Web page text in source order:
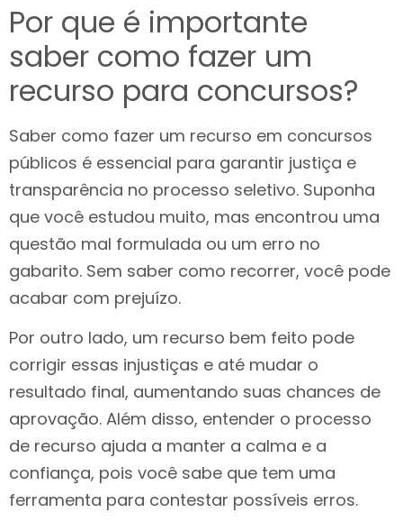
Por que é importante
saber como fazer um
recurso para concursos?
Saber como fazer um recurso em concursos
públicos é essencial para garantir justiça e
transparência no processo seletivo. Suponha
que você estudou muito, mas encontrou uma
questão mal formulada ou um erro no
gabarito. Sem saber como recorrer, você pode
acabar com prejuízo.
Por outro lado, um recurso bem feito pode
corrigir essas injustiças e até mudar o
resultado final, aumentando suas chances de
aprovação. Além disso, entender o processo
de recurso ajuda a manter a calma e a
confiança, pois você sabe que tem uma
ferramenta para contestar possíveis erros.